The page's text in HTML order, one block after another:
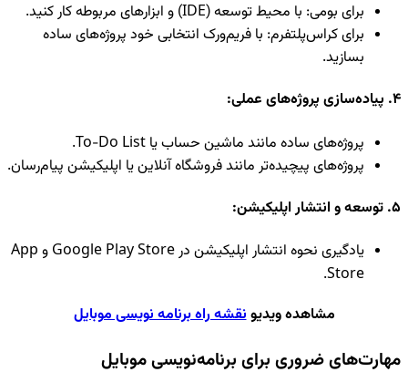
برای بومی: با محیط توسعه (IDE) و ابزارهای مربوطه کار کنید.
برای کراس‌پلتفرم: با فریم‌ورک انتخابی خود پروژه‌های ساده
بسازید.
4. پیاده‌سازی پروژه‌های عملی:
پروژه‌های ساده مانند ماشین حساب یا To-Do List.
پروژه‌های پیچیده‌تر مانند فروشگاه آنلاین یا اپلیکیشن پیام‌رسان.
5. توسعه و انتشار اپلیکیشن:
یادگیری نحوه انتشار اپلیکیشن در Google Play Store و App
Store.
مشاهده ویدیونقشه راه برنامه نویسی موبایل
مهارت‌های ضروری برای برنامه‌نویسی موبایل